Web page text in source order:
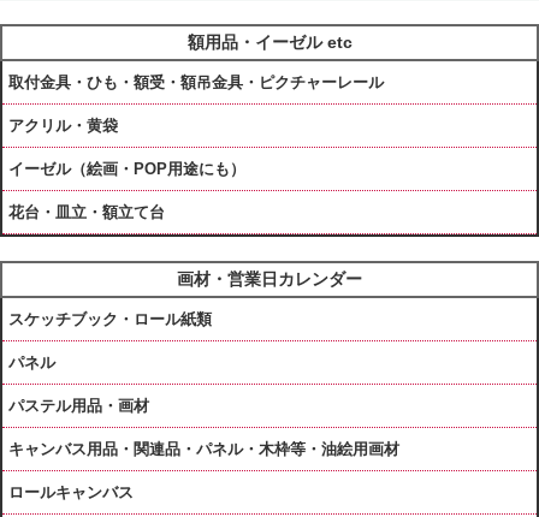
額用品・イーゼル etc
取付金具・ひも・額受・額吊金具・ピクチャーレール
アクリル・黄袋
イーゼル（絵画・POP用途にも）
花台・皿立・額立て台
画材・営業日カレンダー
スケッチブック・ロール紙類
パネル
パステル用品・画材
キャンバス用品・関連品・パネル・木枠等・油絵用画材
ロールキャンバス